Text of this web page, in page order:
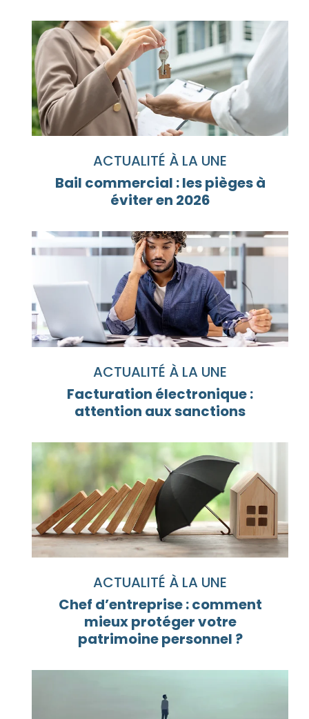
ACTUALITÉ À LA UNE
Bail commercial : les pièges à
éviter en 2026
ACTUALITÉ À LA UNE
Facturation électronique :
attention aux sanctions
ACTUALITÉ À LA UNE
Chef d’entreprise : comment
mieux protéger votre
patrimoine personnel ?